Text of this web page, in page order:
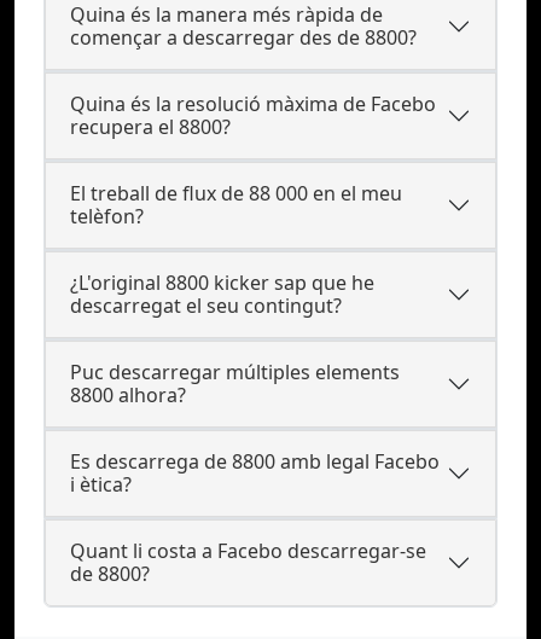
Quina és la manera més ràpida de
començar a descarregar des de 8800?
Quina és la resolució màxima de Facebo
recupera el 8800?
El treball de flux de 88 000 en el meu
telèfon?
¿L'original 8800 kicker sap que he
descarregat el seu contingut?
Puc descarregar múltiples elements
8800 alhora?
Es descarrega de 8800 amb legal Facebo
i ètica?
Quant li costa a Facebo descarregar-se
de 8800?